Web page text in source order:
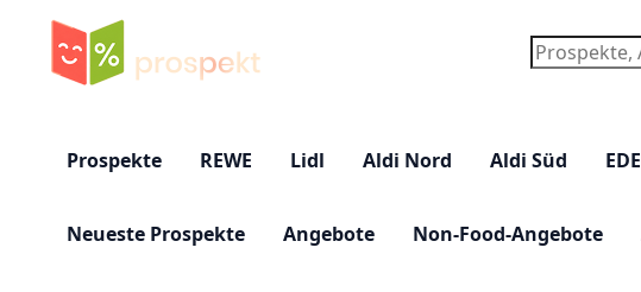
Suchen
Prospekte REWE Lidl Aldi Nord Aldi Süd
Neueste Prospekte Angebote Non-Food-Angebote